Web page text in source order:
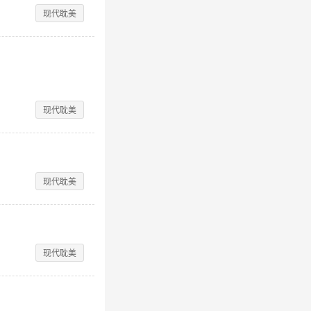
现代耽美
现代耽美
现代耽美
现代耽美